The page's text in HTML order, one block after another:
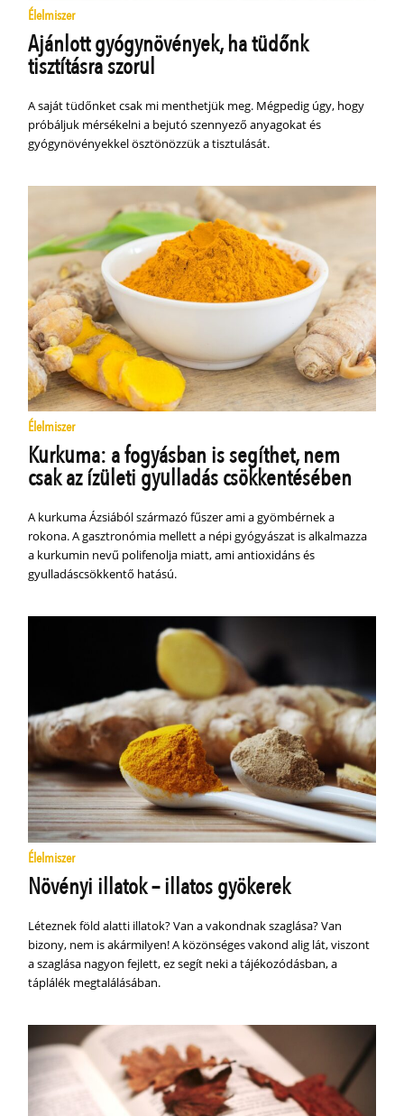
Élelmiszer
Ajánlott gyógynövények, ha tüdőnk
tisztításra szorul
A saját tüdőnket csak mi menthetjük meg. Mégpedig úgy, hogy
próbáljuk mérsékelni a bejutó szennyező anyagokat és
gyógynövényekkel ösztönözzük a tisztulását.
Élelmiszer
Kurkuma: a fogyásban is segíthet, nem
csak az ízületi gyulladás csökkentésében
A kurkuma Ázsiából származó fűszer ami a gyömbérnek a
rokona. A gasztronómia mellett a népi gyógyászat is alkalmazza
a kurkumin nevű polifenolja miatt, ami antioxidáns és
gyulladáscsökkentő hatású.
Élelmiszer
Növényi illatok – illatos gyökerek
Léteznek föld alatti illatok? Van a vakondnak szaglása? Van
bizony, nem is akármilyen! A közönséges vakond alig lát, viszont
a szaglása nagyon fejlett, ez segít neki a tájékozódásban, a
táplálék megtalálásában.